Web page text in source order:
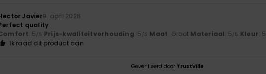
Javier9. april 2026
quality
: 5/5 Prijs-kwaliteitverhouding: 5 /5 Maat: Groot Materiaal: 5/5 Kleur: 5
Ik raad dit product aan
Geverifieerd door TrustVille